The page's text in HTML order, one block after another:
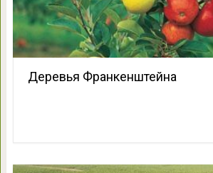
Деревья Франкенштейна